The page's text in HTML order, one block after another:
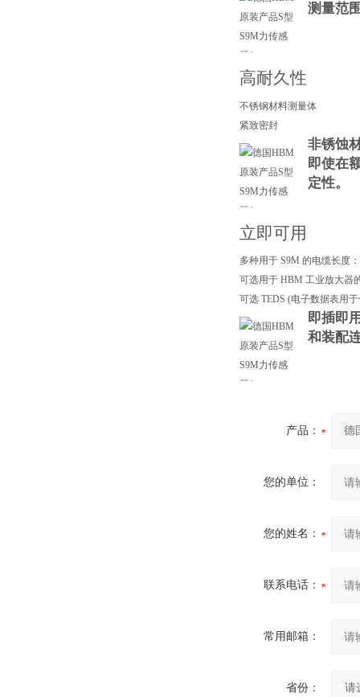
测量范
高耐久性
不锈钢材料测量体
紧致密封
非锈蚀
即使在
定性。
立即可用
多种用于 S9M 的电缆长度
可选用于 HBM 工业放大器
可选 TEDS (电子数据表用
即插即
和装配
产品：
您的单位：
您的姓名：
联系电话：
常用邮箱：
省份：